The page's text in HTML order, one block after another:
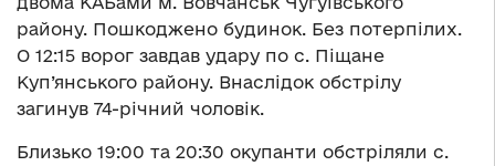
району. Пошкоджено будинок. Без потерпілих.
О 12:15 ворог завдав удару по с. Піщане
Куп’янського району. Внаслідок обстрілу
загинув 74-річний чоловік.
Близько 19:00 та 20:30 окупанти обстріляли с.